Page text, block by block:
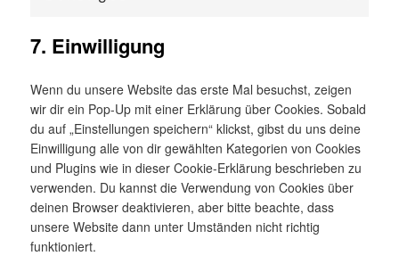
7. Einwilligung
Wenn du unsere Website das erste Mal besuchst, zeigen
wir dir ein Pop-Up mit einer Erklärung über Cookies. Sobald
du auf „Einstellungen speichern“ klickst, gibst du uns deine
Einwilligung alle von dir gewählten Kategorien von Cookies
und Plugins wie in dieser Cookie-Erklärung beschrieben zu
verwenden. Du kannst die Verwendung von Cookies über
deinen Browser deaktivieren, aber bitte beachte, dass
unsere Website dann unter Umständen nicht richtig
funktioniert.